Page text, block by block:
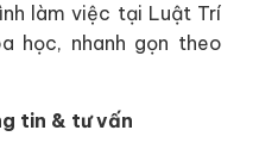
làm việc tại Luật Trí
học, nhanh gọn theo
tin & tư vấn